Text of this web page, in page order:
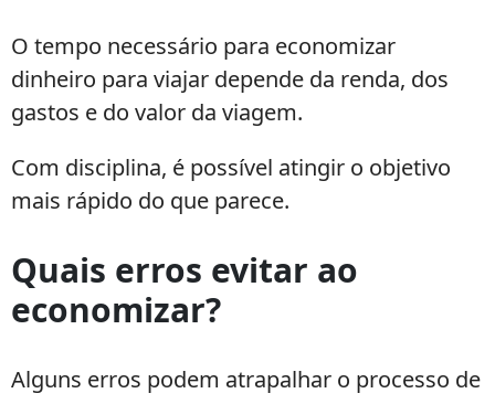
O tempo necessário para economizar
dinheiro para viajar depende da renda, dos
gastos e do valor da viagem.
Com disciplina, é possível atingir o objetivo
mais rápido do que parece.
Quais erros evitar ao
economizar?
Alguns erros podem atrapalhar o processo de